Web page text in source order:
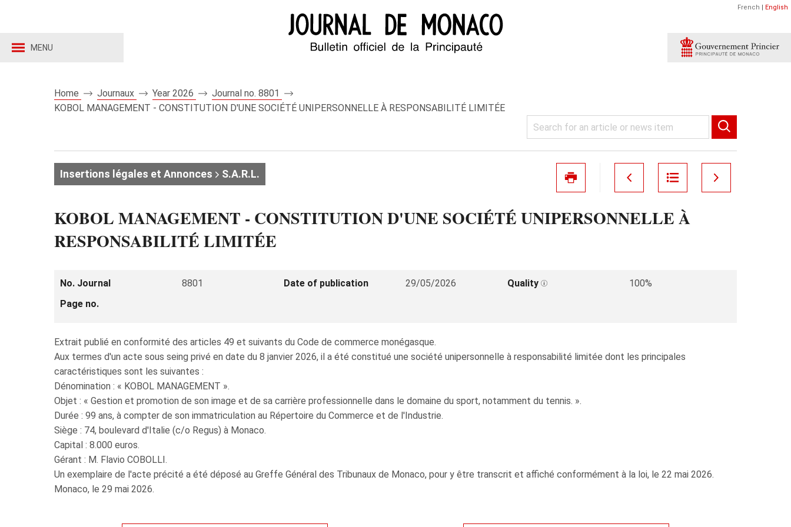
MENU
French | English
Home Journaux Year 2026
Journal no. 8801
KOBOL MANAGEMENT - CONSTITUTION D'UNE SOCIÉTÉ UNIPERSONNELLE À RESPONSABILITÉ LIMITÉE
Insertions légales et Annonces S.A.R.L.
KOBOL MANAGEMENT - CONSTITUTION D'UNE SOCIÉTÉ UNIPERSONNELLE À
RESPONSABILITÉ LIMITÉE
No. Journal 8801 Date of publication 29/05/2026 Quality
100%
Page no.
Extrait publié en conformité des articles 49 et suivants du Code de commerce monégasque.
Aux termes d'un acte sous seing privé en date du 8 janvier 2026, il a été constitué une société unipersonnelle à responsabilité limitée dont les principales
caractéristiques sont les suivantes :
Dénomination : « KOBOL MANAGEMENT ».
Objet : « Gestion et promotion de son image et de sa carrière professionnelle dans le domaine du sport, notamment du tennis. ».
Durée : 99 ans, à compter de son immatriculation au Répertoire du Commerce et de l'Industrie.
Siège : 74, boulevard d'Italie (c/o Regus) à Monaco.
Capital : 8.000 euros.
Gérant : M. Flavio COBOLLI.
Un exemplaire de l'acte précité a été déposé au Greffe Général des Tribunaux de Monaco, pour y être transcrit et affiché conformément à la loi, le 22 mai 2026.
Monaco, le 29 mai 2026.